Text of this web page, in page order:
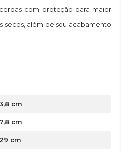
com proteção para maior
secos, além de seu acabamento
3,8 cm
7,8 cm
29 cm